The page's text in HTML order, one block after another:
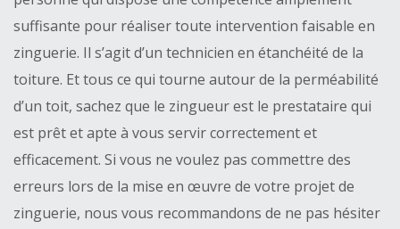
suffisante pour réaliser toute intervention faisable en
zinguerie. Il s’agit d’un technicien en étanchéité de la
toiture. Et tous ce qui tourne autour de la perméabilité
d’un toit, sachez que le zingueur est le prestataire qui
est prêt et apte à vous servir correctement et
efficacement. Si vous ne voulez pas commettre des
erreurs lors de la mise en œuvre de votre projet de
zinguerie, nous vous recommandons de ne pas hésiter